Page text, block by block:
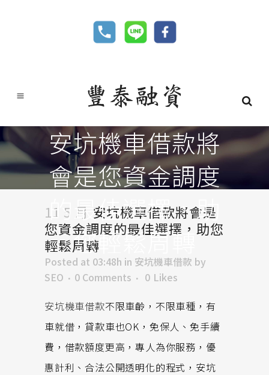
安坑機車借款將
會是您資金調度
的最佳選擇，助
您輕鬆周轉
11 5 月 安坑機車借款將會是
您資金調度的最佳選擇，助您
輕鬆周轉
Posted at 03:48h in 安坑機車借款 by
SEO
0 Comments 0 Likes
安坑機車借款不限車齡，不限車種，有
車就借，貸款車也OK，免保人、免手續
費，借款額度更高，專人為你服務，優
惠計利、合法公開透明化的程式，安坑